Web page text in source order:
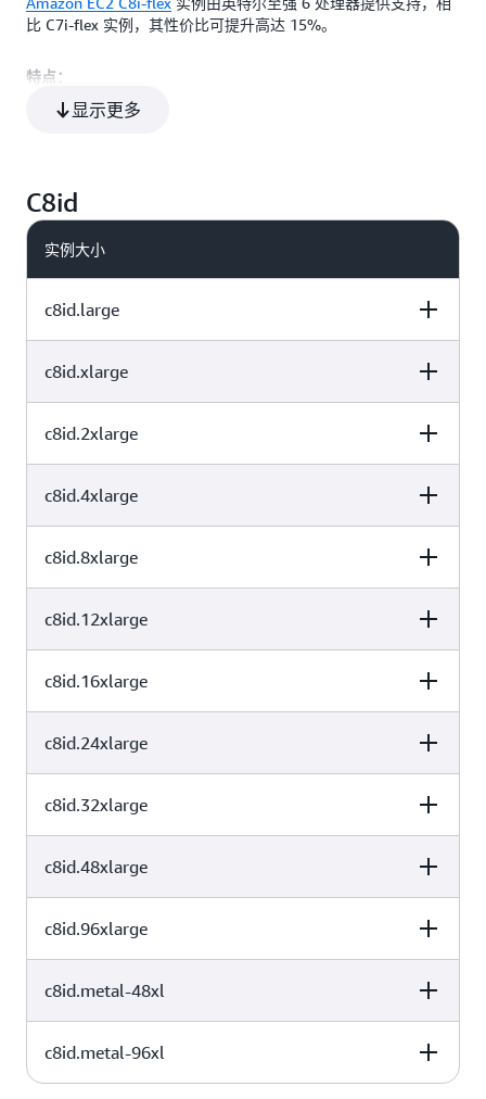
48 96 仅限 EBS
vCPU 内存 (GiB) 实例存储 (GB)
64
比 C7i-flex 实例，其性价比可提升高达 15%。
特点：
最多 64 个 vCPU 和 128 GiB 内存
最新的 DDR5 7200MT/s 内存，与上一代相比，其带宽增加
了 2.5 倍
储（EBS）带宽之间分配资源，使客户能够将网络或 EBS 带
C8i-flex 实例搭载支持 FP16 的增强型高级矩阵扩展
（AMX），可支持更广泛的基于 CPU 的推理工作负载。
每个实例最多支持 48 个 EBS 卷附件
由最新的第六代 AWS Nitro System 提供支持，可提供增强的
联网和存储性能
C8i-flex 实例是无缝运行大多数计算密集型工作负载（包括 Web
和应用程序服务器、数据库、缓存、Apache Kafka 和
Elasticsearch）的首要选择。
显示更多
C8id
实例大小
c8id.large
vCPU 实例存储 (GB)
1 个 118 NVMe
SSD
c8id.xlarge
vCPU 实例存储 (GB)
1 个 237 NVMe
SSD
c8id.2xlarge
vCPU 实例存储 (GB)
1 个 474 NVMe
SSD
c8id.4xlarge
vCPU 实例存储 (GB)
1 个 950 NVMe
SSD
c8id.8xlarge
vCPU 实例存储 (GB)
1 个 1900 NVMe
SSD
c8id.12xlarge
vCPU 实例存储 (GB)
1 个 2850 NVMe
SSD
c8id.16xlarge
vCPU 实例存储 (GB)
1 个 3800 NVMe
SSD
c8id.24xlarge
vCPU 实例存储 (GB)
2 个 2850 NVMe
SSD
c8id.32xlarge
vCPU 实例存储 (GB)
2 个 3800 NVMe
SSD
c8id.48xlarge
vCPU 实例存储 (GB)
3 个 3800 NVMe
SSD
c8id.96xlarge
vCPU 实例存储 (GB)
6 个 3800 NVMe
SSD
c8id.metal-48xl
vCPU 实例存储 (GB)
c8id.metal-96xl